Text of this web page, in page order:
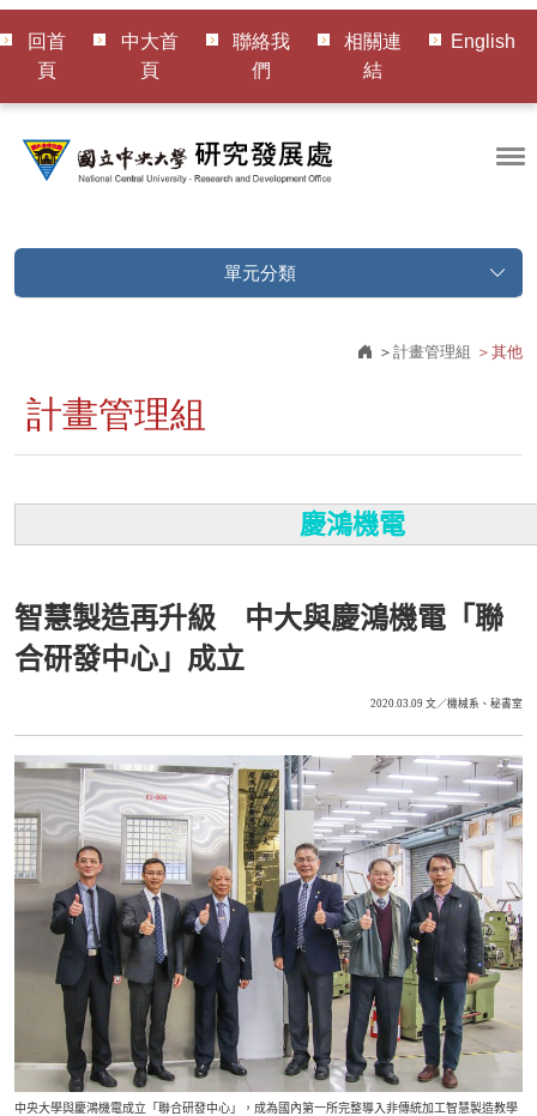
回首
頁
中大首
頁
聯絡我
們
相關連
結
English
單元分類
計畫管理組 其他
計畫管理組
慶鴻機電
智慧製造再升級 中大與慶鴻機電「聯
合研發中心」成立
2020.03.09 文／機械系、秘書室
中央大學與慶鴻機電成立「聯合研發中心」，成為國內第一所完整導入非傳統加工智慧製造教學